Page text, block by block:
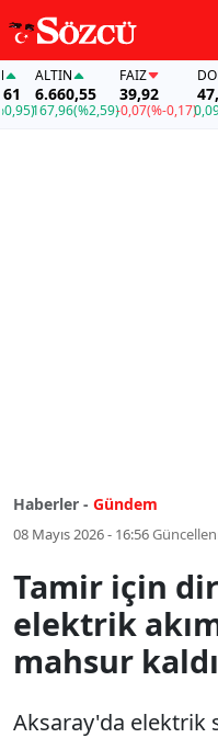
ALTIN
6.660,55
167,96(%2,59)
FAİZ
39,92
-0,07(%-0,17)0,09
Haberler - Gündem
08 Mayıs 2026 - 16:56
Tamir için
elektrik
mahsur kaldı
Aksaray'da elektrik